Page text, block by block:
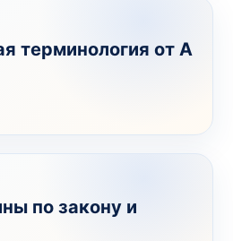
терминология от А
по закону и